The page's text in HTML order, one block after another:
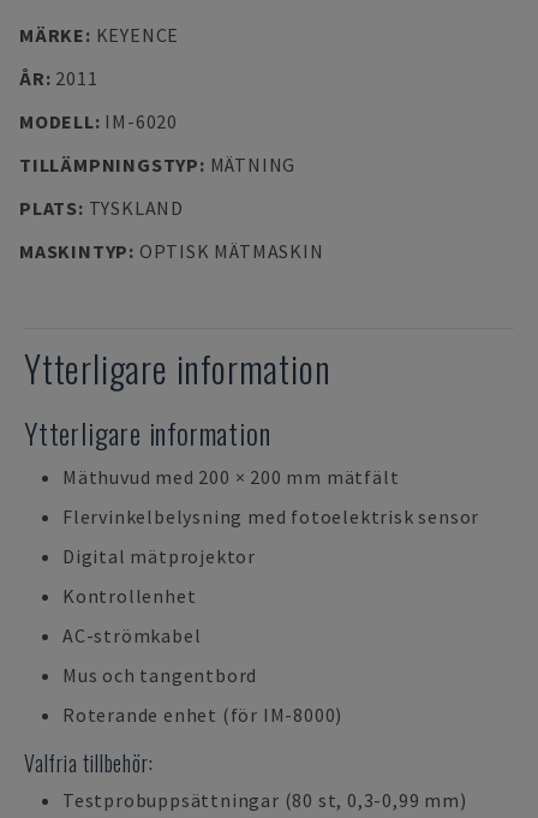
MÄRKE: KEYENCE
ÅR: 2011
MODELL: IM-6020
TILLÄMPNINGSTYP: MÄTNING
PLATS: TYSKLAND
MASKINTYP: OPTISK MÄTMASKIN
Ytterligare information
Ytterligare information
Mäthuvud med 200 × 200 mm mätfält
Flervinkelbelysning med fotoelektrisk sensor
Digital mätprojektor
Kontrollenhet
AC-strömkabel
Mus och tangentbord
Roterande enhet (för IM-8000)
Valfria tillbehör:
Testprobuppsättningar (80 st, 0,3-0,99 mm)